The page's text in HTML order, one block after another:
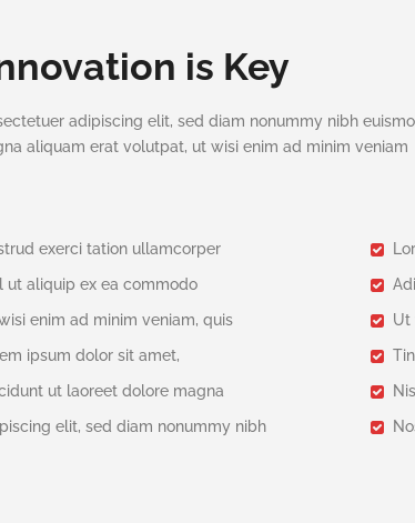
is Key
adipiscing elit, sed diam nonummy nibh
aliquam erat volutpat, ut wisi enim ad minim veniam
exerci tation ullamcorper
ut aliquip ex ea commodo
enim ad minim veniam, quis
ipsum dolor sit amet,
ut laoreet dolore magna
elit, sed diam nonummy nibh
Ut